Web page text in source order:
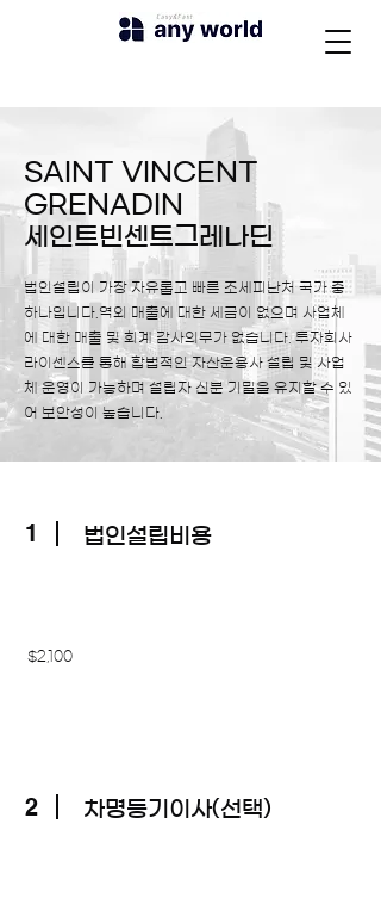
SAINT VINCENT
GRENADIN
세인트빈센트그레나딘
법인설립이 가장 자유롭고 빠른 조세피난처 국가 중
하나입니다.역외 매출에 대한 세금이 없으며 사업체
에 대한 매출 및 회계 감사의무가 없습니다. 투자회사
라이센스를 통해 합법적인 자산운용사 설립 및 사업
체 운영이 가능하며​ 설립자 신분 기밀을 유지할 수 있
어 보안성이 높습니다.
1 ​법인설립비용
$2,100
2 차명등기이사(선택)